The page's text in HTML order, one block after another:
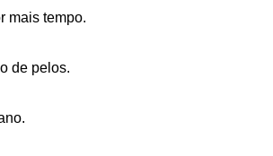
mais tempo.
de pelos.